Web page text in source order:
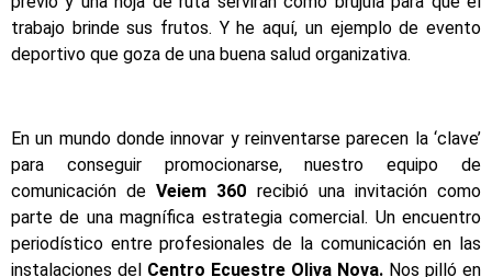
trabajo brinde sus frutos. Y he aquí, un ejemplo de evento
deportivo que goza de una buena salud organizativa.
En un mundo donde innovar y reinventarse parecen la ‘clave’
para conseguir promocionarse, nuestro equipo de
comunicación deVeiem 360 recibió una invitación como
parte de una magnífica estrategia comercial. Un encuentro
periodístico entre profesionales de la comunicación en las
instalaciones del Centro Ecuestre Oliva Nova. Nos pilló en